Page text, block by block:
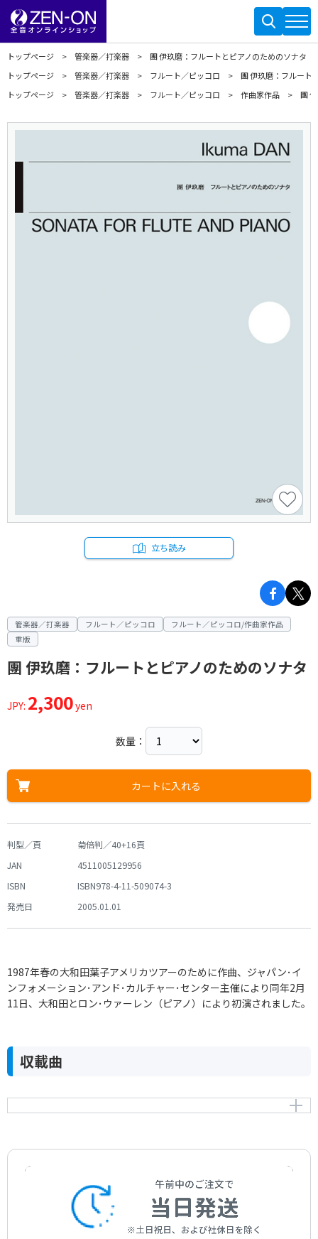
トップページ 管楽器／打楽器
團 伊玖磨：フルートとピアノのためのソナタ
トップページ
管楽器／打楽器 フルート／ピッコロ
團 伊玖磨：フルート
トップページ
管楽器／打楽器 フルート／ピッコロ 作曲家作品 團
立ち読み
管楽器／打楽器 フルート／ピッコロ
フルート／ピッコロ/作曲家作品
重版
團 伊玖磨：フルートとピアノのためのソナタ
JPY: 2,300yen
数量：
カートに入れる
判型／頁
菊倍判／40+16頁
JAN
4511005129956
ISBN
ISBN978-4-11-509074-3
発売日
2005.01.01
1987年春の大和田葉子アメリカツアーのために作曲、ジャパン･イ
ンフォメーション･アンド･カルチャー･センター主催により同年2月
11日、大和田とロン･ウァーレン（ピアノ）により初演されました。
収載曲
フルートとピアノのためのソナタ
作曲者：團 伊玖磨